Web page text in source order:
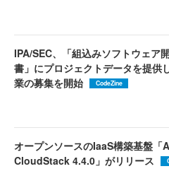
IPA/SEC、「組込みソフトウェア
書」にプロジェクトデータを提供
業の募集を開始
CodeZine
オープンソースのIaaS構築基盤「
CloudStack 4.4.0」がリリース